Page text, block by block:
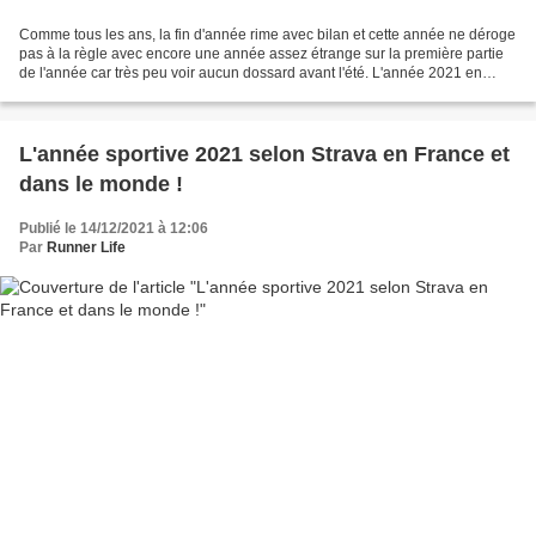
Comme tous les ans, la fin d'année rime avec bilan et cette année ne déroge
pas à la règle avec encore une année assez étrange sur la première partie
de l'année car très peu voir aucun dossard avant l'été. L'année 2021 en
L'année sportive 2021 selon Strava en France et
dans le monde !
Publié le 14/12/2021 à 12:06
Par Runner Life